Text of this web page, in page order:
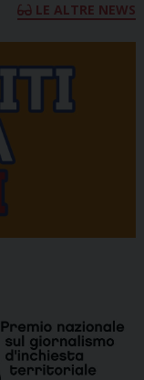
LE ALTRE NEWS